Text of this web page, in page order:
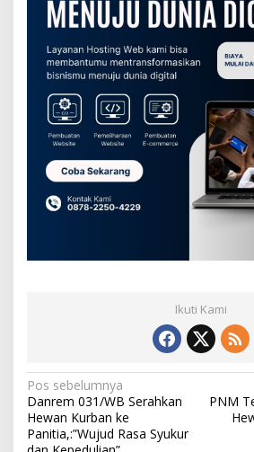
g
a
n
Ikuti Kami
N
a
v
Pos sebelumnya
Danrem 031/WB Serahkan
Hewan Kurban ke
Panitia,:”Wujud Rasa Syukur
PNM